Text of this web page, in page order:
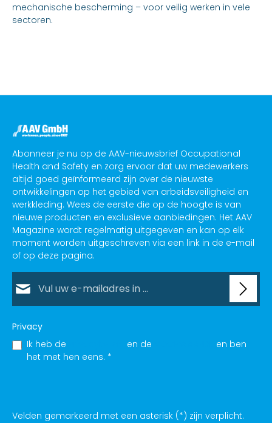
mechanische bescherming – voor veilig werken in vele
sectoren.
Abonneer je nu op de AAV-nieuwsbrief Occupational
Health and Safety en zorg ervoor dat uw medewerkers
altijd goed geïnformeerd zijn over de nieuwste
ontwikkelingen op het gebied van arbeidsveiligheid en
werkkleding. Wees de eerste die op de hoogte is van
nieuwe producten en exclusieve aanbiedingen. Het AAV
Magazine wordt regelmatig uitgegeven en kan op elk
moment worden uitgeschreven via een link in de e-mail
of op deze pagina.
Privacy
Ik heb de
en de
en ben
het met hen eens. *
Velden gemarkeerd met een asterisk (*) zijn verplicht.